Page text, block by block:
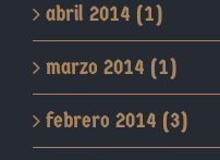
abril 2014 (1)
marzo 2014 (1)
febrero 2014 (3)